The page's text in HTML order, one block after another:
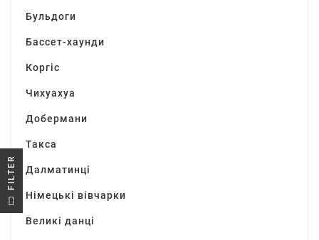
Бульдоги
Бассет-хаунди
Коргіс
Чихуахуа
Добермани
Такса
Далматинці
Німецькі вівчарки
Великі данці
R